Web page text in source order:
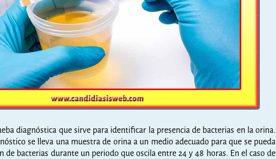
diagnóstica que sirve para identificar la presencia de bacterias en la orina.
se lleva una muestra de orina a un medio adecuado para que se pueda
de bacterias durante un periodo que oscila entre 24 y 48 horas. En el caso de